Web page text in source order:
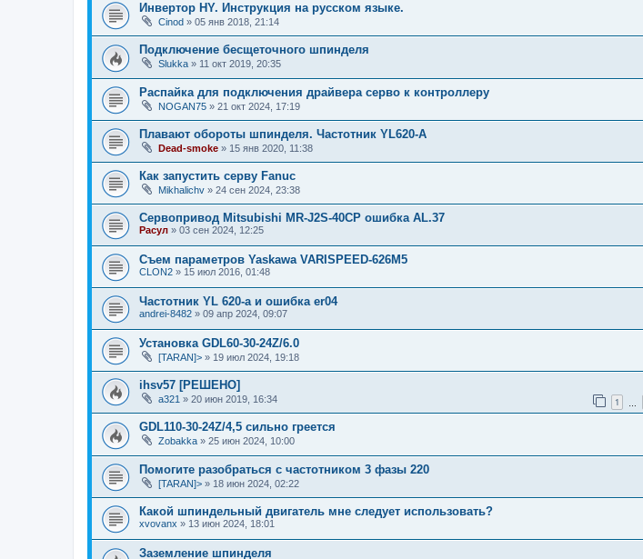
Инвертор HY. Инструкция на русском языке.
Cinod » 05 янв 2018, 21:14
Подключение бесщеточного шпинделя
Slukka » 11 окт 2019, 20:35
Распайка для подключения драйвера серво к контроллеру
NOGAN75 » 21 окт 2024, 17:19
Плавают обороты шпинделя. Частотник YL620-A
Dead-smoke » 15 янв 2020, 11:38
Как запустить серву Fanuc
Mikhalichv » 24 сен 2024, 23:38
Сервопривод Mitsubishi MR-J2S-40CP ошибка AL.37
Расул » 03 сен 2024, 12:25
Съем параметров Yaskawa VARISPEED-626M5
CLON2 » 15 июл 2016, 01:48
Частотник YL 620-a и ошибка er04
andrei-8482 » 09 апр 2024, 09:07
Установка GDL60-30-24Z/6.0
[TARAN]> » 19 июл 2024, 19:18
ihsv57 [РЕШЕНО]
a321 » 20 июн 2019, 16:34 1
GDL110-30-24Z/4,5 сильно греется
Zobakka » 25 июн 2024, 10:00
Помогите разобраться с частотником 3 фазы 220
[TARAN]> » 18 июн 2024, 02:22
Какой шпиндельный двигатель мне следует использовать?
xvovanx » 13 июн 2024, 18:01
Заземление шпинделя